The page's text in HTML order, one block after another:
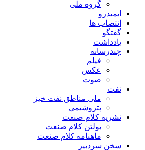
گروه ملی
ایمیدرو
انتصاب ها
گفتگو
یادداشت
چندرسانه
فیلم
عکس
صوت
نفت
ملی مناطق نفت خیز
پتروشیمی
نشریه کلام صنعت
بولتن کلام صنعت
ماهنامه کلام صنعت
سخن سردبیر